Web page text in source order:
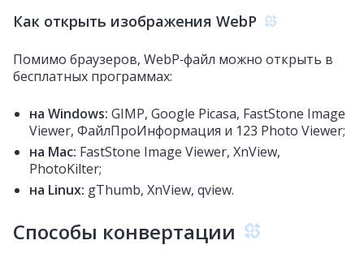
Как открыть изображения WebP
Помимо браузеров, WebP‑файл можно открыть в
бесплатных программах:
на Windows: GIMP, Google Picasa, FastStone Image
Viewer, ФайлПроИнформация и 123 Photo Viewer;
на Mac: FastStone Image Viewer, XnView,
PhotoKilter;
на Linux: gThumb, XnView, qview.
Способы конвертации